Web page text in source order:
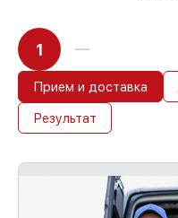
1
Прием и доставка
Результат